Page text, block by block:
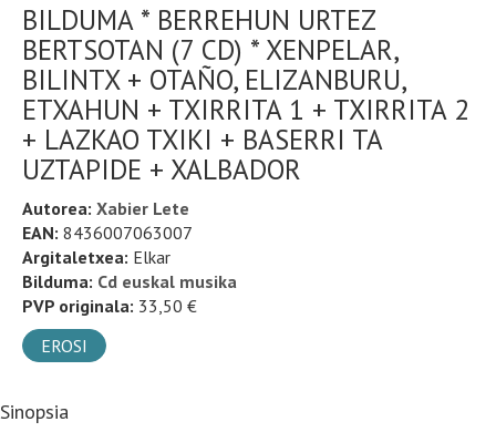
BILDUMA * BERREHUN URTEZ
BERTSOTAN (7 CD) * XENPELAR,
BILINTX + OTAÑO, ELIZANBURU,
ETXAHUN + TXIRRITA 1 + TXIRRITA 2
+ LAZKAO TXIKI + BASERRI TA
UZTAPIDE + XALBADOR
Autorea: Xabier Lete
EAN: 8436007063007
Argitaletxea: Elkar
Bilduma: Cd euskal musika
PVP originala: 33,50 €
EROSI
Sinopsia